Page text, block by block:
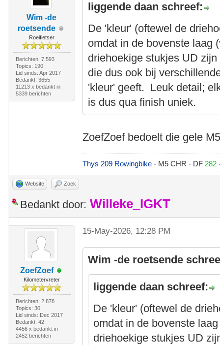
Wim -de
roetsende
Roeifietser
Berichten: 7.593
Topics: 190
Lid sinds: Apr 2017
Bedankt: 3655
11213 x bedankt in
5339 berichten
liggende daan schreef:
De 'kleur' (oftewel de
omdat in de bovenste laag
driehoekige stukjes UD
die dus ook bij
'kleur' geeft. Leuk detail;
is dus qua finish uniek.
ZoefZoef bedoelt die gele
Thys 209 Rowingbike- M5 CHR - DF 282
Website Zoek
Bedankt door: Willeke_IGKT
ZoefZoef
Kilometervreter
Berichten: 2.878
Topics: 30
Lid sinds: Dec 2017
Bedankt: 42
4456 x bedankt in
2452 berichten
15-May-2026, 12:28 PM
Wim -de roetsende
liggende daan schreef:
De 'kleur' (oftewel de
omdat in de bovenste
driehoekige stukjes UD